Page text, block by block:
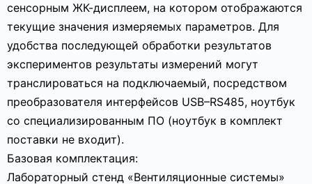
сенсорным ЖК-дисплеем, на котором отображаются
текущие значения измеряемых параметров. Для
удобства последующей обработки результатов
экспериментов результаты измерений могут
транслироваться на подключаемый, посредством
преобразователя интерфейсов USB–RS485, ноутбук
со специализированным ПО (ноутбук в комплект
поставки не входит).
Базовая комплектация:
Лабораторный стенд «Вентиляционные системы»